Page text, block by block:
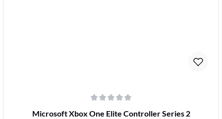
Durchschnittliche Bewertung von 0 von 5 Sternen
Microsoft Xbox One Elite Controller Series 2